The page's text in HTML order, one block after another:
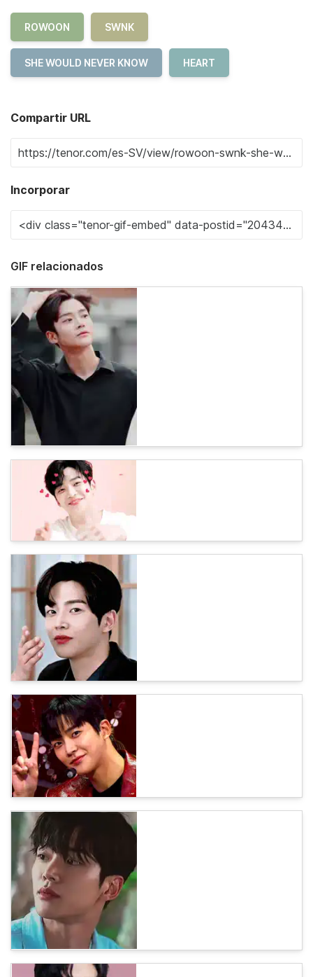
ROWOON SWNK
SHE WOULD NEVER KNOW HEART
Compartir URL
Incorporar
GIF relacionados